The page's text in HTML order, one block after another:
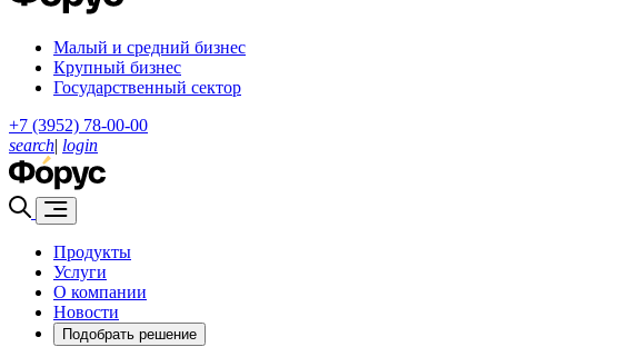
Малый и средний бизнес
Крупный бизнес
Государственный сектор
+7 (3952) 78-00-00
search| login
Продукты
Услуги
О компании
Новости
Подобрать решение